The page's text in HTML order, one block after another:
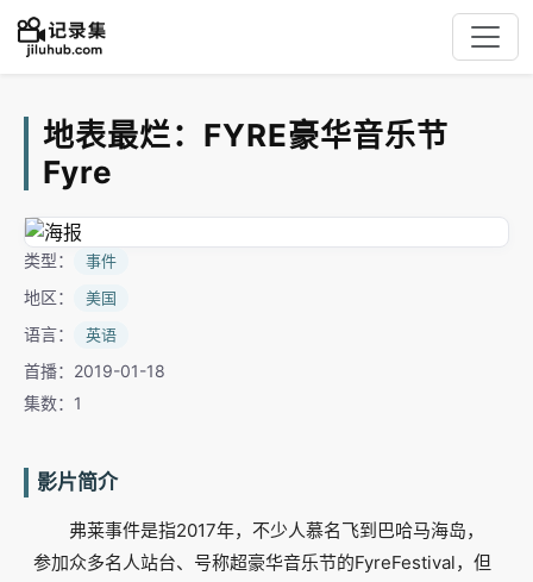
地表最烂：FYRE豪华音乐节
Fyre
类型： 事件
地区： 美国
语言： 英语
首播：2019-01-18
集数：1
影片简介
弗莱事件是指2017年，不少人慕名飞到巴哈马海岛，
参加众多名人站台、号称超豪华音乐节的FyreFestival，但